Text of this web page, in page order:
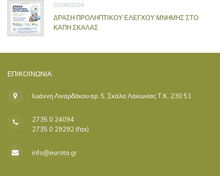
02/08/2026
ΔΡΑΣΗ ΠΡΟΛΗΠΤΙΚΟΥ ΕΛΕΓΧΟΥ ΜΝΗΜΗΣ ΣΤΟ
ΚΑΠΗ ΣΚΑΛΑΣ
ΕΠΙΚΟΙΝΩΝΊΑ
Ιωάννη Λιναρδάκου αρ. 5, Σκάλα Λακωνίας Τ.Κ. 230 51
2735 0 24094
2735 0 29292 (fax)
info@eurota.gr